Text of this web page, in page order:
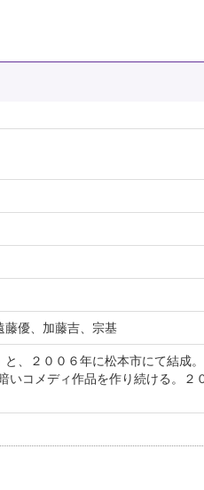
藤優、加藤吉、宗基
、２００６年に松本市にて結成
いコメディ作品を作り続ける。２